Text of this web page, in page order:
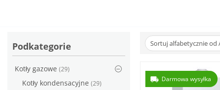
Podkategorie
Kotły gazowe (29)
Kotły kondensacyjne (29)
Sortuj alfabetycznie od
Darmowa wysyłka